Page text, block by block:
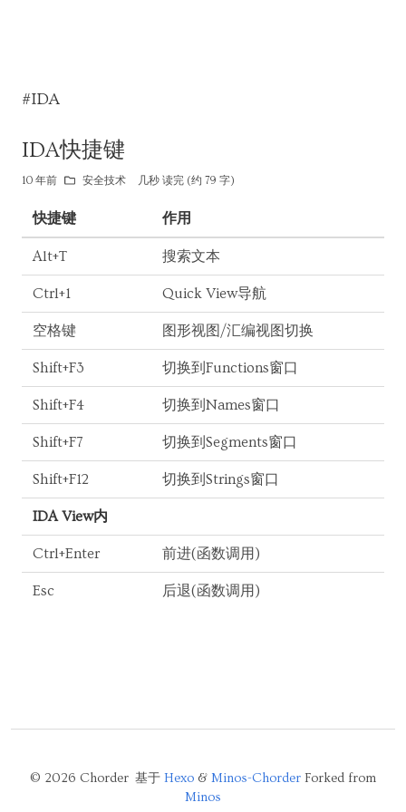
#IDA
IDA快捷键
10 年前 安全技术 几秒 读完 (约 79 字)
快捷键 作用
Alt+T 搜索文本
Ctrl+1 Quick View导航
空格键 图形视图/汇编视图切换
Shift+F3 切换到Functions窗口
Shift+F4 切换到Names窗口
Shift+F7 切换到Segments窗口
Shift+F12 切换到Strings窗口
IDA View内
Ctrl+Enter 前进(函数调用)
Esc 后退(函数调用)
© 2026 Chorder 基于 Hexo & Minos-Chorder Forked from
Minos